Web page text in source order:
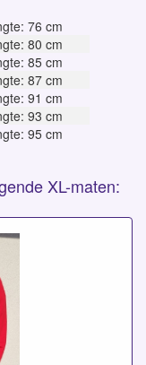
76 cm
80 cm
85 cm
87 cm
91 cm
93 cm
95 cm
XL-maten: